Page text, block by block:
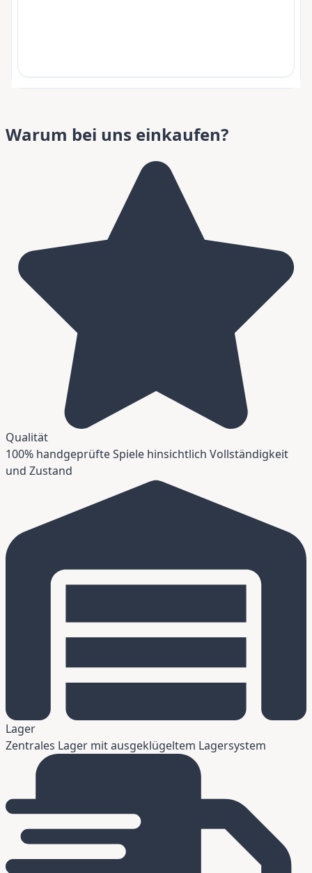
Warum bei uns einkaufen?
Qualität
100% handgeprüfte Spiele hinsichtlich Vollständigkeit
und Zustand
Lager
Zentrales Lager mit ausgeklügeltem Lagersystem